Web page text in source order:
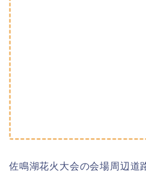
佐鳴湖花火大会の会場周辺道